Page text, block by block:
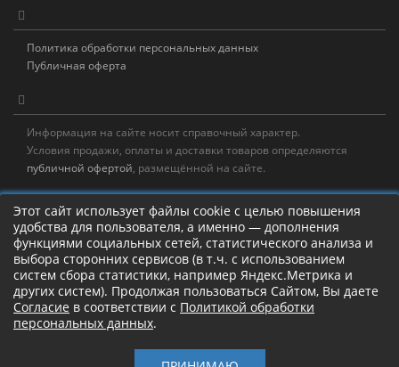
Политика обработки персональных данных
Публичная оферта
Информация на сайте носит справочный характер.
Условия продажи, оплаты и доставки товаров определяются
публичной офертой, размещённой на сайте.
Новостная рассылка
Новости, акции, распродажи и полезные советы!
Левая панель
Этот сайт использует файлы cookie с целью повышения
удобства для пользователя, а именно — дополнения
функциями социальных сетей, статистического анализа и
выбора сторонних сервисов (в т.ч. с использованием
систем сбора статистики, например Яндекс.Метрика и
других систем). Продолжая пользоваться Сайтом, Вы даете
Согласие в соответствии с Политикой обработки
персональных данных.